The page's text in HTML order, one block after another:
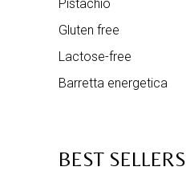
Pistachio
Gluten free
Lactose-free
Barretta energetica
BEST SELLERS